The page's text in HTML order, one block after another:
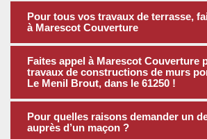
Pour tous vos travaux de terrasse,
à Marescot Couverture
Faites appel à Marescot Couverture
travaux de constructions de murs
Le Menil Brout, dans le 61250 !
Pour quelles raisons demander un
auprès d’un maçon ?